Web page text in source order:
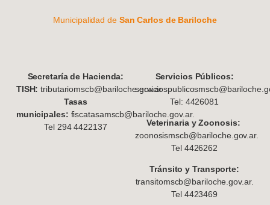
Municipalidad deSan Carlos de Bariloche
Secretaría de Hacienda:
TISH: tributariomscb@bariloche.gov.ar
Tasas
municipales: fiscatasamscb@bariloche.gov.ar.
Tel 294 4422137
Servicios Públicos:
Tel: 4426081
Veterinaria y Zoonosis:
zoonosismscb@bariloche.gov.ar.
Tel 4426262
Tránsito y Transporte:
transitomscb@bariloche.gov.ar.
Tel 4423469